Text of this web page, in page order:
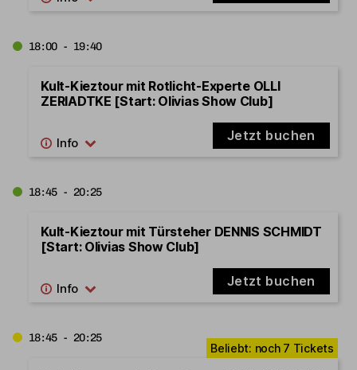
18:00 - 19:40
Kult-Kieztour mit Rotlicht-Experte OLLI
ZERIADTKE [Start: Olivias Show Club]
Jetzt buchen
18:45 - 20:25
Kult-Kieztour mit Türsteher DENNIS SCHMIDT
[Start: Olivias Show Club]
Jetzt buchen
18:45 - 20:25